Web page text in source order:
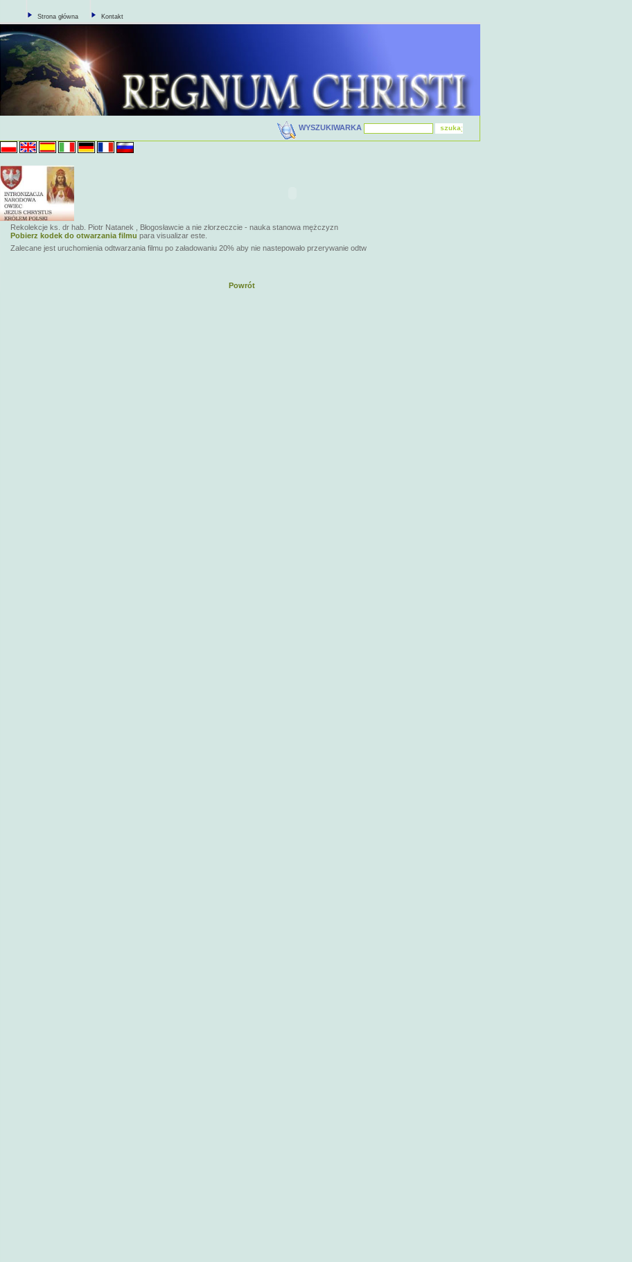
Strona główna Kontakt
WYSZUKIWARKA
Rekolekcje ks. dr hab. Piotr Natanek , Błogosławcie a nie złorzeczcie - nauka stanowa mężczyzn
Pobierz kodek do otwarzania filmu para visualizar este.
Zalecane jest uruchomienia odtwarzania filmu po załadowaniu 20% aby nie nastepowało przerywanie odtw
Powrót